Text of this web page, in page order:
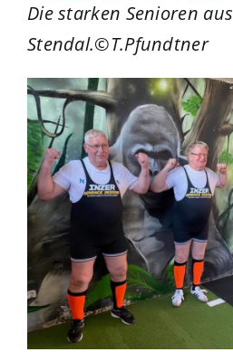
Die starken Senioren aus
Stendal.©T.Pfundtner